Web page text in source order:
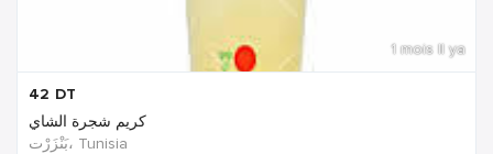
1 mois Il ya
42 DT
كريم شجرة الشاي
بَنْزَرْت‎، Tunisia